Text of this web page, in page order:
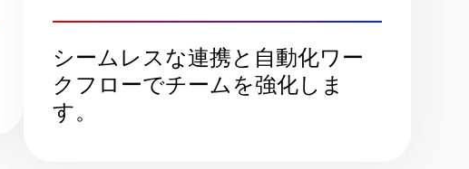
シームレスな連携と自動化ワー
クフローでチームを強化しま
す。